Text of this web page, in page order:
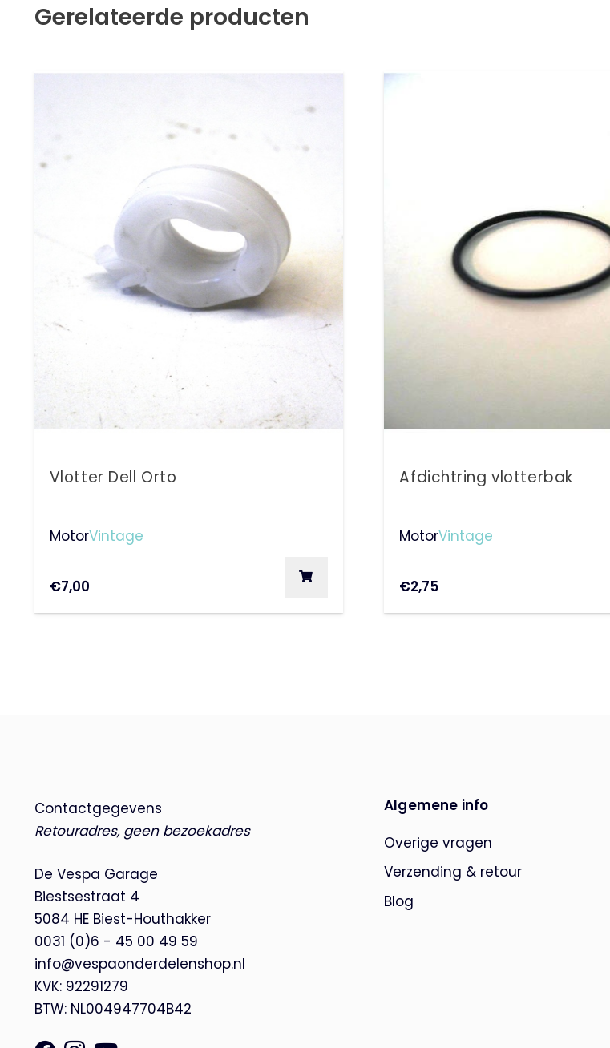
Gerelateerde producten
Vlotter Dell Orto
MotorVintage
€7,00
Afdichtring vlotterbak
MotorVintage
€2,75
Contactgegevens
Retouradres, geen bezoekadres
De Vespa Garage
Biestsestraat 4
5084 HE Biest-Houthakker
0031 (0)6 - 45 00 49 59
info@vespaonderdelenshop.nl
KVK: 92291279
BTW: NL004947704B42
Algemene info
Overige vragen
Verzending & retour
Blog